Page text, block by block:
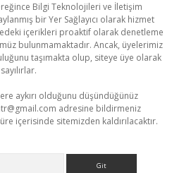
Bilgi Teknolojileri ve İletişim
bir Yer Sağlayıcı olarak hizmet
içerikleri proaktif olarak denetleme
bulunmamaktadır. Ancak, üyelerimiz
taşımakta olup, siteye üye olarak
aykırı olduğunu düşündüğünüz
adresine bildirmeniz
içerisinde sitemizden kaldırılacaktır.